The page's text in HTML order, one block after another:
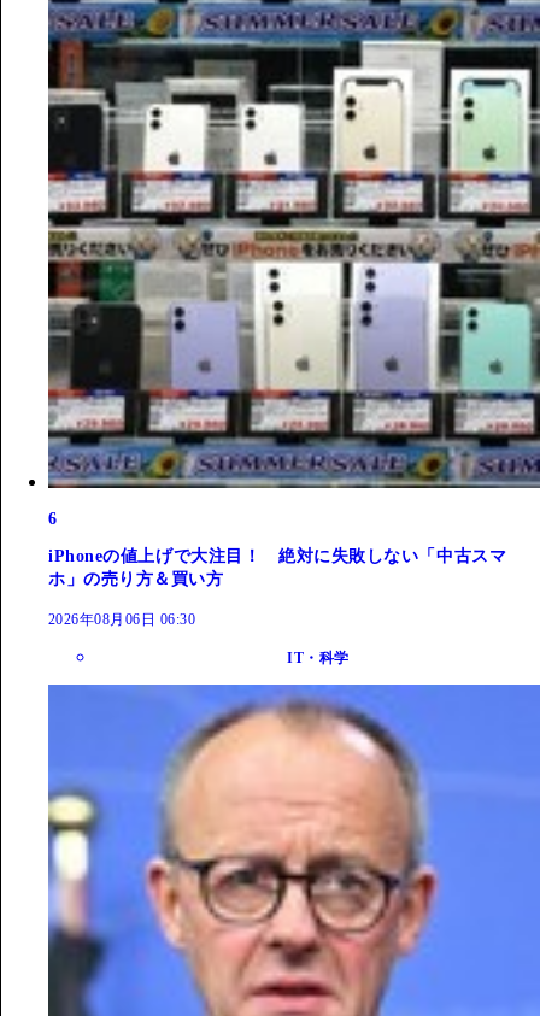
6
iPhoneの値上げで大注目！ 絶対に失敗しない「中古スマ
ホ」の売り方＆買い方
2026年08月06日 06:30
IT・科学